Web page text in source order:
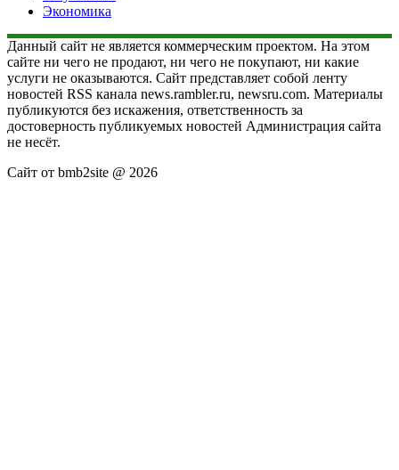
Экономика
Данный сайт не является коммерческим проектом. На этом
сайте ни чего не продают, ни чего не покупают, ни какие
услуги не оказываются. Сайт представляет собой ленту
новостей RSS канала news.rambler.ru, newsru.com. Материалы
публикуются без искажения, ответственность за
достоверность публикуемых новостей Администрация сайта
не несёт.
Сайт от bmb2site @ 2026